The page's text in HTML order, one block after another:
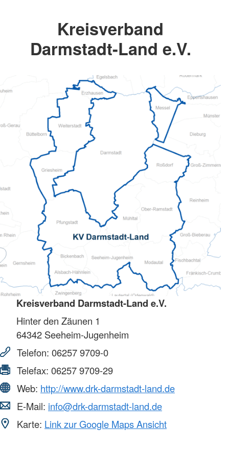
Kreisverband
Darmstadt-Land e.V.
Kreisverband Darmstadt-Land e.V.
Hinter den Zäunen 1
64342 Seeheim-Jugenheim
Telefon: 06257 9709-0
Telefax: 06257 9709-29
Web: http://www.drk-darmstadt-land.de
E-Mail: info@drk-darmstadt-land.de
Karte: Link zur Google Maps Ansicht